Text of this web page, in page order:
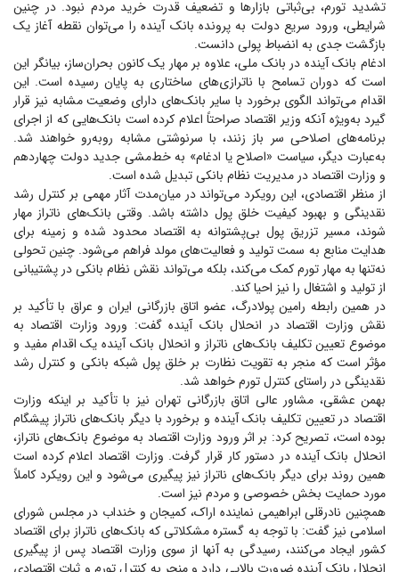
تشدید تورم، بی‌ثباتی بازار‌ها و تضعیف قدرت خرید مردم نبود. در چنین
شرایطی، ورود سریع دولت به پرونده بانک آینده را می‌توان نقطه آغاز یک
بازگشت جدی به انضباط پولی دانست.
ادغام بانک آینده در بانک ملی، علاوه بر مهار یک کانون بحران‌ساز، بیانگر این
است که دوران تسامح با ناترازی‌های ساختاری به پایان رسیده است. این
اقدام می‌تواند الگوی برخورد با سایر بانک‌های دارای وضعیت مشابه نیز قرار
گیرد به‌ویژه آنکه وزیر اقتصاد صراحتاً اعلام کرده است بانک‌هایی که از اجرای
برنامه‌های اصلاحی سر باز زنند، با سرنوشتی مشابه روبه‌رو خواهند شد.
به‌عبارت دیگر، سیاست «اصلاح یا ادغام» به خط‌مشی جدید دولت چهاردهم
و وزارت اقتصاد در مدیریت نظام بانکی تبدیل شده است.
از منظر اقتصادی، این رویکرد می‌تواند در میان‌مدت آثار مهمی بر کنترل رشد
نقدینگی و بهبود کیفیت خلق پول داشته باشد. وقتی بانک‌های ناتراز مهار
شوند، مسیر تزریق پول بی‌پشتوانه به اقتصاد محدود شده و زمینه برای
هدایت منابع به سمت تولید و فعالیت‌های مولد فراهم می‌شود. چنین تحولی
نه‌تنها به مهار تورم کمک می‌کند، بلکه می‌تواند نقش نظام بانکی در پشتیبانی
از تولید و اشتغال را نیز احیا کند.
در همین رابطه رامین پولادرگ، عضو اتاق بازرگانی ایران و عراق با تأکید بر
نقش وزارت اقتصاد در انحلال بانک آینده گفت: ورود وزارت اقتصاد به
موضوع تعیین تکلیف بانک‌های ناتراز و انحلال بانک آینده یک اقدام مفید و
مؤثر است که منجر به تقویت نظارت بر خلق پول شبکه بانکی و کنترل رشد
نقدینگی در راستای کنترل تورم خواهد شد.
بهمن عشقی، مشاور عالی اتاق بازرگانی تهران نیز با تأکید بر اینکه وزارت
اقتصاد در تعیین تکلیف بانک آینده و برخورد با دیگر بانک‌های ناتراز پیشگام
بوده است، تصریح کرد: بر اثر ورود وزارت اقتصاد به موضوع بانک‌های ناتراز،
انحلال بانک آینده در دستور کار قرار گرفت. وزارت اقتصاد اعلام کرده است
همین روند برای دیگر بانک‌های ناتراز نیز پیگیری می‌شود و این رویکرد کاملاً
مورد حمایت بخش خصوصی و مردم نیز است.
همچنین نادرقلی ابراهیمی نماینده اراک، کمیجان و خنداب در مجلس شورای
اسلامی نیز گفت: با توجه به گستره مشکلاتی که بانک‌های ناتراز برای اقتصاد
کشور ایجاد می‌کنند، رسیدگی به آنها از سوی وزارت اقتصاد پس از پیگیری